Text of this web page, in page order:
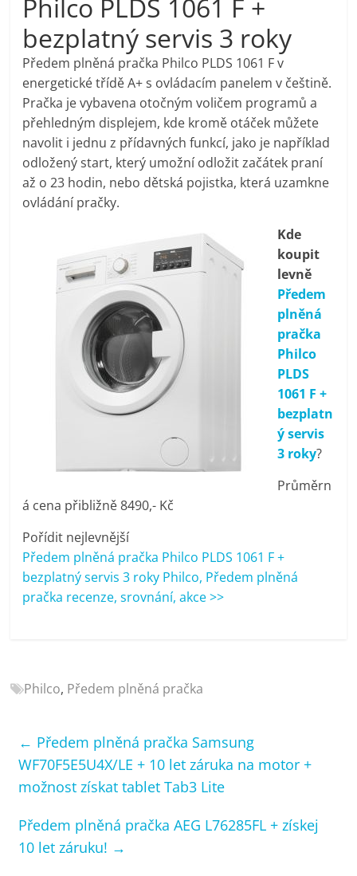
pračky,
televize,
notebooky,
mobilní
telefony,
kávovary,
bazény
mobilní
kávovary,
bazény
Philco PLDS 1061 F +
bezplatný servis 3 roky
Předem plněná pračka Philco PLDS 1061 F v
energetické třídě A+ s ovládacím panelem v češtině.
Pračka je vybavena otočným voličem programů a
přehledným displejem, kde kromě otáček můžete
navolit i jednu z přídavných funkcí, jako je například
odložený start, který umožní odložit začátek praní
až o 23 hodin, nebo dětská pojistka, která uzamkne
ovládání pračky.
Kde
koupit
levně
Předem
plněná
pračka
Philco
PLDS
1061 F +
bezplatn
ý servis
3 roky?
Průměrn
á cena přibližně 8490,- Kč
Pořídit nejlevnější
Předem plněná pračka Philco PLDS 1061 F +
bezplatný servis 3 roky Philco, Předem plněná
pračka recenze, srovnání, akce >>
Philco, Předem plněná pračka
← Předem plněná pračka Samsung
WF70F5E5U4X/LE + 10 let záruka na motor +
možnost získat tablet Tab3 Lite
Předem plněná pračka AEG L76285FL + získej
10 let záruku! →